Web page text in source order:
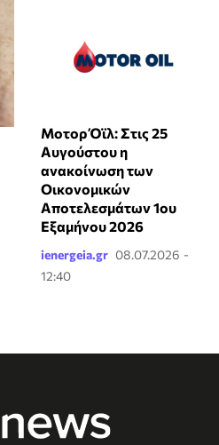
Μοτορ Όϊλ: Στις 25
Αυγούστου η
ανακοίνωση των
Οικονομικών
Αποτελεσμάτων 1ου
Εξαμήνου 2026
ienergeia.gr 08.07.2026 -
12:40